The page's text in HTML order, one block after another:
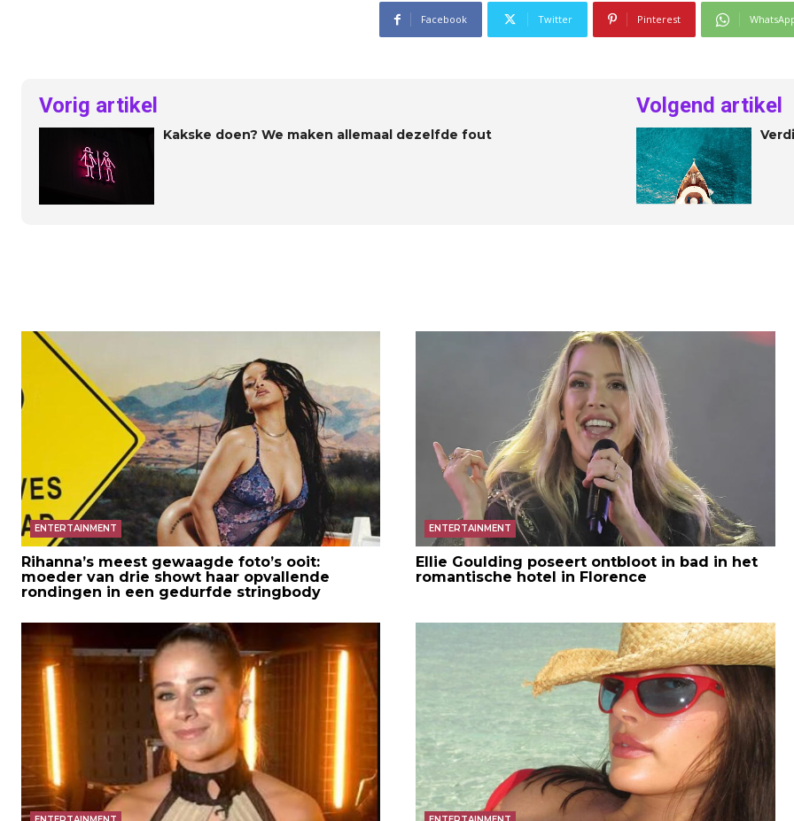
Facebook Twitter Pinterest
Vorig artikel
Kakske doen? We maken allemaal dezelfde fout
Volgend artikel
ENTERTAINMENT
Rihanna’s meest gewaagde foto’s ooit:
moeder van drie showt haar opvallende
rondingen in een gedurfde stringbody
ENTERTAINMENT
Ellie Goulding poseert ontbloot in bad in het
romantische hotel in Florence